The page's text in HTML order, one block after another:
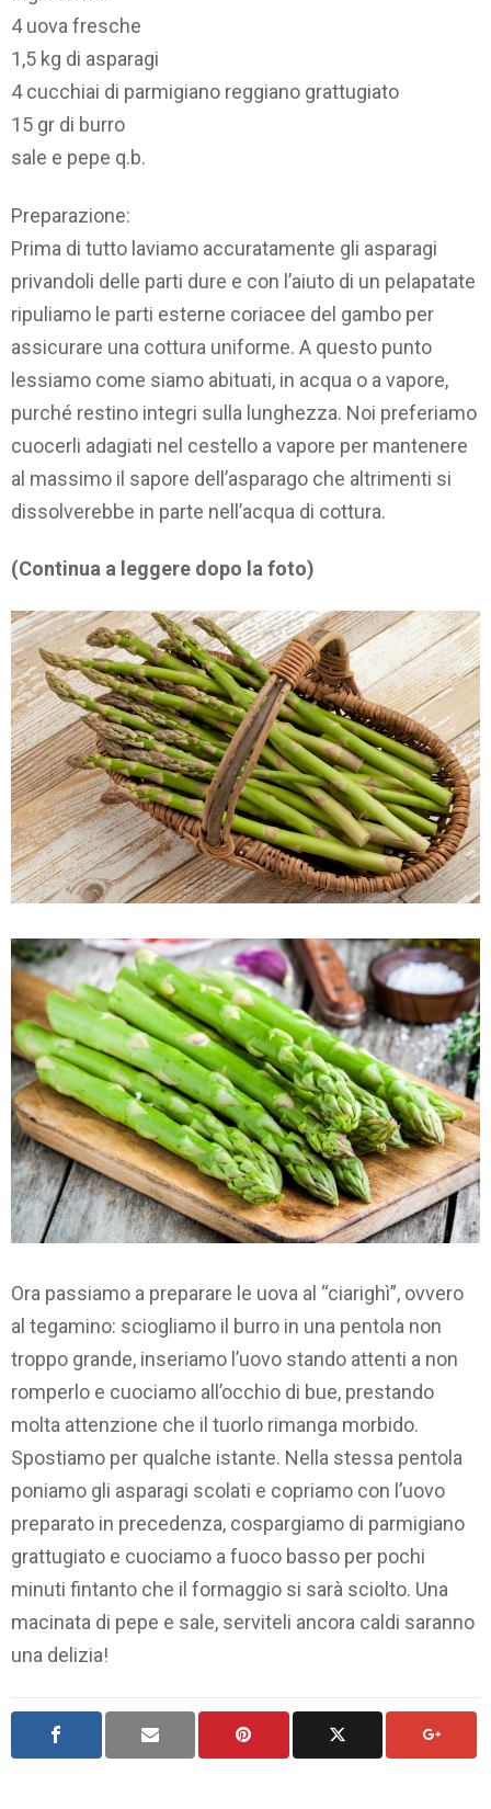
4 uova fresche
1,5 kg di asparagi
4 cucchiai di parmigiano reggiano grattugiato
15 gr di burro
sale e pepe q.b.
Preparazione:
Prima di tutto laviamo accuratamente gli asparagi
privandoli delle parti dure e con l’aiuto di un pelapatate
ripuliamo le parti esterne coriacee del gambo per
assicurare una cottura uniforme. A questo punto
lessiamo come siamo abituati, in acqua o a vapore,
purché restino integri sulla lunghezza. Noi preferiamo
cuocerli adagiati nel cestello a vapore per mantenere
al massimo il sapore dell’asparago che altrimenti si
dissolverebbe in parte nell’acqua di cottura.
(Continua a leggere dopo la foto)
Ora passiamo a preparare le uova al “ciarighì”, ovvero
al tegamino: sciogliamo il burro in una pentola non
troppo grande, inseriamo l’uovo stando attenti a non
romperlo e cuociamo all’occhio di bue, prestando
molta attenzione che il tuorlo rimanga morbido.
Spostiamo per qualche istante. Nella stessa pentola
poniamo gli asparagi scolati e copriamo con l’uovo
preparato in precedenza, cospargiamo di parmigiano
grattugiato e cuociamo a fuoco basso per pochi
minuti fintanto che il formaggio si sarà sciolto. Una
macinata di pepe e sale, serviteli ancora caldi saranno
una delizia!